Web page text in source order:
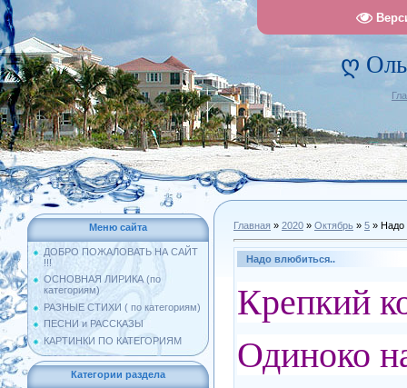
ღ
Меню сайта
ДОБРО ПОЖАЛОВАТЬ НА САЙТ
!!!
ОСНОВНАЯ ЛИРИКА (по
категориям)
РАЗНЫЕ СТИХИ ( по категориям)
ПЕСНИ и РАССКАЗЫ
КАРТИНКИ ПО КАТЕГОРИЯМ
Категории раздела
Главная » 2020 » Октябрь » 5 » Надо
Надо влюбиться..
Крепкий
Одиноко